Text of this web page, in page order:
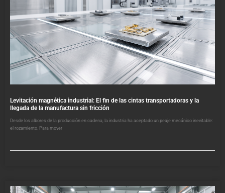
Levitación magnética industrial: El fin de las cintas transportadoras y la
llegada de la manufactura sin fricción
Desde los albores de la producción en cadena, la industria ha aceptado un peaje mecánico inevitable:
el rozamiento. Para mover